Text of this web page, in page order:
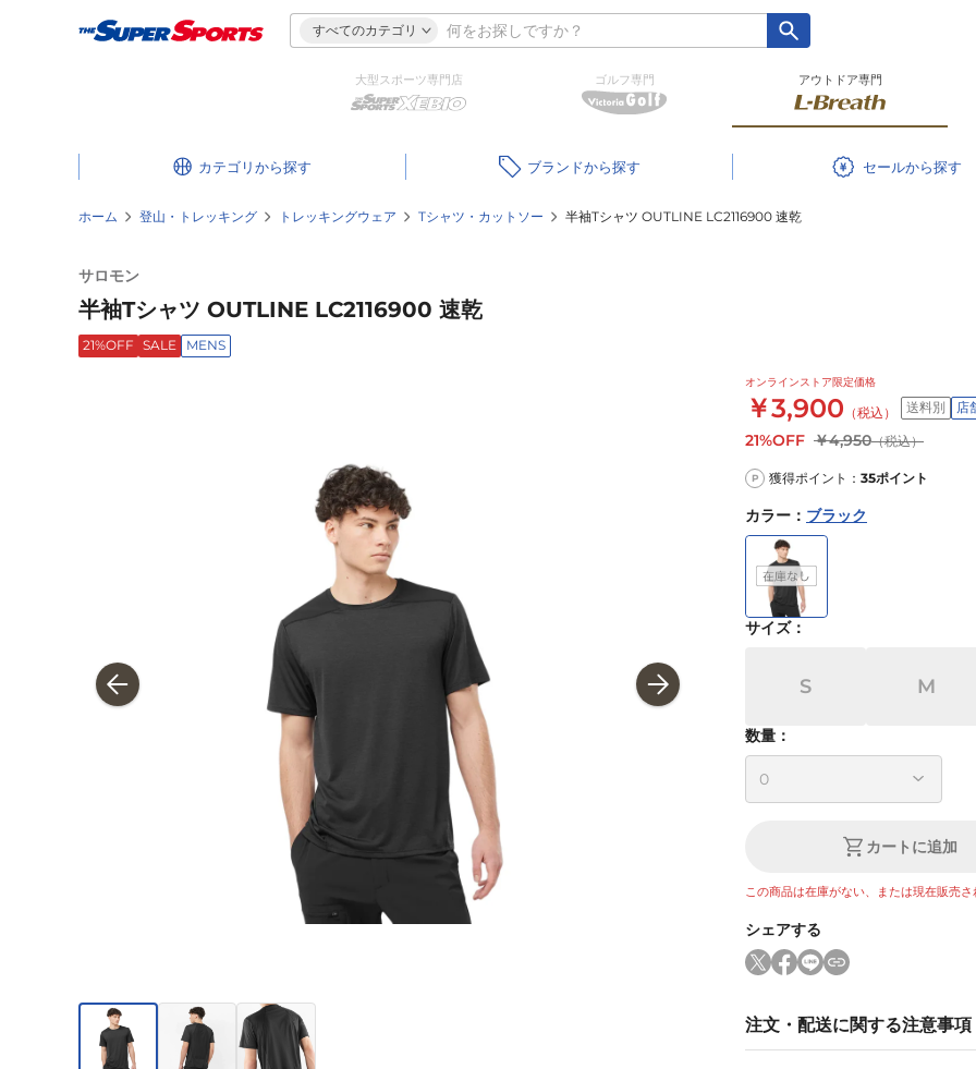
すべてのカテゴリ
大型スポーツ専門店 ゴルフ専門 アウトドア専門
カテゴリ ブランド セール
ホーム 登山・トレッキング トレッキングウェア Tシャツ・カットソー 半袖Tシャツ OUTLINE LC2116900 速乾
サロモン
半袖Tシャツ OUTLINE LC2116900 速乾
21%OFF SALE MENS
オンラインストア限定価格
￥3,900 （税込） 送料別 店
21%OFF ￥4,950（税込）
P 獲得ポイント： 35ポイント
カラー ： ブラック
サイズ：
S M
数量：
カートに追加
この商品は在庫がない、または現在販売さ
シェアする
注文・配送に関する注意事項